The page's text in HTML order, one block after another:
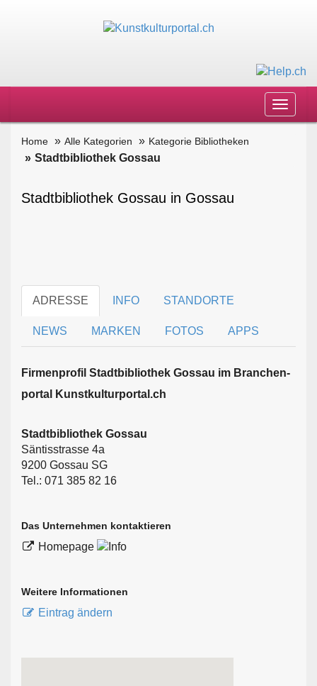
Toggle
Home Alle Kategorien Kategorie Bibliotheken
Stadtbibliothek Gossau
Stadtbibliothek Gossau in Gossau
ADRESSE INFO STANDORTE
NEWS MARKEN FOTOS APPS
Firmen­profil Stadtbibliothek Gossau im Branchen­
portal Kunstkulturportal.ch
Stadtbibliothek Gossau
Säntisstrasse 4a
9200 Gossau SG
Tel.: 071 385 82 16
Das Unternehmen kontaktieren
Homepage
Weitere Informationen
Eintrag ändern